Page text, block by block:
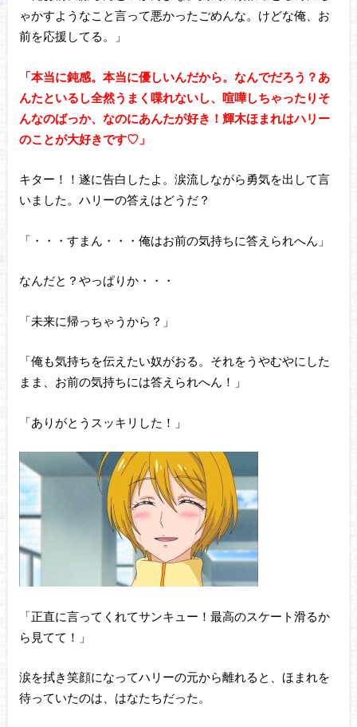
ゃかすようなこと言って悪かったごめんな。けどな俺、お
前を応援してる。」
「本当に鈍感。本当に優しいんだから。なんでだろう？あ
んたといるし全然うまく喋れないし、喧嘩しちゃったりそ
んなのばっか、なのにあんたが好き！輝木ほまれはハリー
のことが大好きです♡」
キター！！遂に告白したよ。涙流しながら勇気を出して言
いました。ハリーの答えはどうだ？
「・・・すまん・・・俺はお前の気持ちに答えられへん」
なんだと？やっぱりか・・・
「未来に帰っちゃうから？」
「俺も気持ちを伝えたい奴がおる。それをうやむやにした
まま、お前の気持ちには答えられへん！」
「ありがとうスッキリした！」
「正直に言ってくれてサンキュー！最高のスケート滑るか
ら見てて！」
涙を拭き笑顔になってハリーの元から離れると、ほまれを
待っていたのは、はなたちだった。